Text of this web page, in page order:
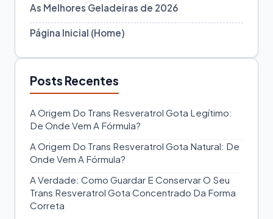
As Melhores Geladeiras de 2026
Página Inicial (Home)
Posts Recentes
A Origem Do Trans Resveratrol Gota Legítimo:
De Onde Vem A Fórmula?
A Origem Do Trans Resveratrol Gota Natural: De
Onde Vem A Fórmula?
A Verdade: Como Guardar E Conservar O Seu
Trans Resveratrol Gota Concentrado Da Forma
Correta